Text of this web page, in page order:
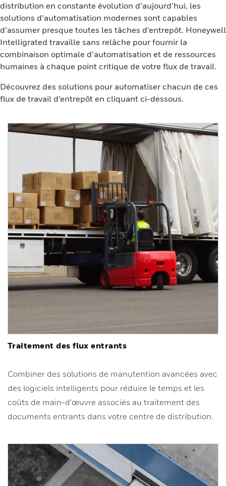
distribution en constante évolution d’aujourd’hui, les
solutions d’automatisation modernes sont capables
d’assumer presque toutes les tâches d’entrepôt. Honeywell
Intelligrated travaille sans relâche pour fournir la
combinaison optimale d’automatisation et de ressources
humaines à chaque point critique de votre flux de travail.
Découvrez des solutions pour automatiser chacun de ces
flux de travail d’entrepôt en cliquant ci-dessous.
Traitement des flux entrants
Combiner des solutions de manutention avancées avec
des logiciels intelligents pour réduire le temps et les
coûts de main-d'œuvre associés au traitement des
documents entrants dans votre centre de distribution.